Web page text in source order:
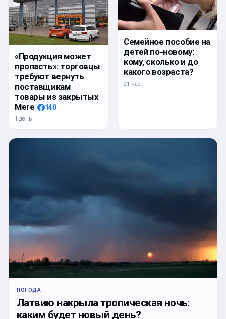
«Продукция может
пропасть»: торговцы
требуют вернуть
поставщикам
товары из закрытых
Mere
140
1 день
Семейное пособие на
детей по-новому:
кому, сколько и до
какого возраста?
21 час
ПОГОДА
Латвию накрыла тропическая ночь:
каким будет новый день?